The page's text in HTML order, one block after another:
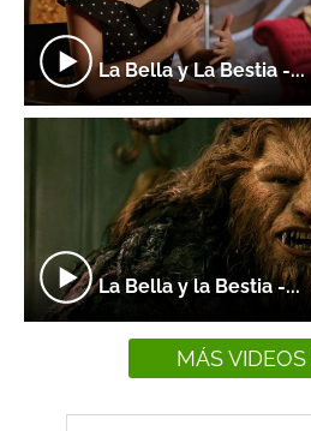
La Bella y La Bestia -
La Bella y la Bestia -...
MÁS VIDEOS